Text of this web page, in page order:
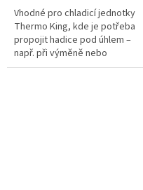
Vhodné pro chladicí jednotky
Thermo King, kde je potřeba
propojit hadice pod úhlem –
např. při výměně nebo
přesměrování vedení chladiva.